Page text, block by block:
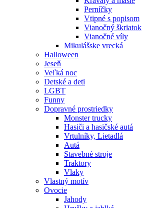
Perníčky
Vtipné s popisom
Vianočný škriatok
Vianočné víly
Mikulášske vrecká
Halloween
Jeseň
Veľká noc
Detské a deti
LGBT
Funny
Dopravné prostriedky
Monster trucky
Hasiči a hasičské autá
Vrtulníky, Lietadlá
Autá
Stavebné stroje
Traktory
Vlaky
Vlastný motív
Ovocie
Jahody